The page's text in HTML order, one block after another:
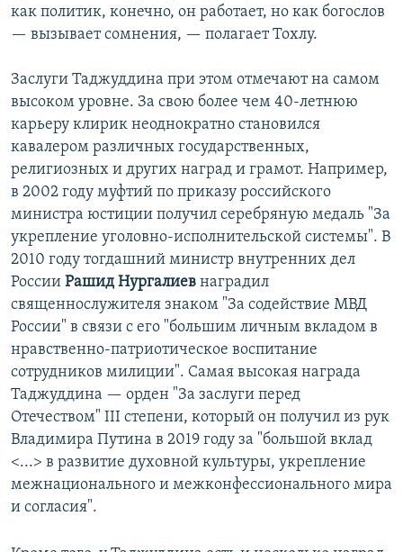
как политик, конечно, он работает, но как богослов
— вызывает сомнения, — полагает Тохлу.
Заслуги Таджуддина при этом отмечают на самом
высоком уровне. За свою более чем 40-летнюю
карьеру клирик неоднократно становился
кавалером различных государственных,
религиозных и других наград и грамот. Например,
в 2002 году муфтий по приказу российского
министра юстиции получил серебряную медаль "За
укрепление уголовно-исполнительской системы". В
2010 году тогдашний министр внутренних дел
России Рашид Нургалиев наградил
священнослужителя знаком "За содействие МВД
России" в связи с его "большим личным вкладом в
нравственно-патриотическое воспитание
сотрудников милиции". Самая высокая награда
Таджуддина — орден "За заслуги перед
Отечеством" III степени, который он получил из рук
Владимира Путина в 2019 году за "большой вклад
<...> в развитие духовной культуры, укрепление
межнационального и межконфессионального мира
и согласия".